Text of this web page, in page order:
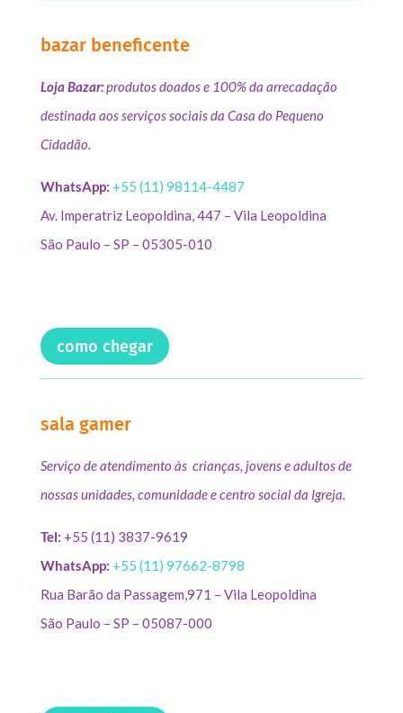
bazar beneficente
Loja Bazar:produtos doados e 100% da arrecadação
destinada aos serviços sociais da Casa do Pequeno
Cidadão.
WhatsApp: +55 (11) 98114-4487
Av. Imperatriz Leopoldina, 447 – Vila Leopoldina
São Paulo – SP – 05305-010
como chegar
sala gamer
Serviço de atendimento às crianças, jovens e adultos de
nossas unidades, comunidade e centro social da Igreja.
Tel: +55 (11) 3837-9619
WhatsApp: +55 (11) 97662-8798
Rua Barão da Passagem,971 – Vila Leopoldina
São Paulo – SP – 05087-000